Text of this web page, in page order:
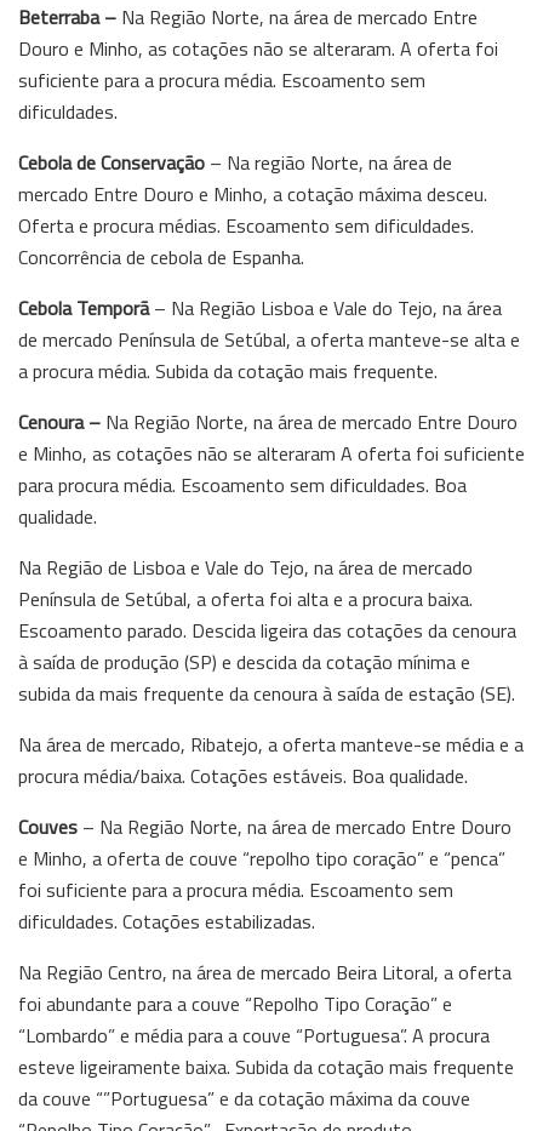
Beterraba – Na Região Norte, na área de mercado Entre
Douro e Minho, as cotações não se alteraram. A oferta foi
suficiente para a procura média. Escoamento sem
dificuldades.
Cebola de Conservação – Na região Norte, na área de
mercado Entre Douro e Minho, a cotação máxima desceu.
Oferta e procura médias. Escoamento sem dificuldades.
Concorrência de cebola de Espanha.
Cebola Temporã– Na Região Lisboa e Vale do Tejo, na área
de mercado Península de Setúbal, a oferta manteve-se alta e
a procura média. Subida da cotação mais frequente.
Cenoura – Na Região Norte, na área de mercado Entre Douro
e Minho, as cotações não se alteraram A oferta foi suficiente
para procura média. Escoamento sem dificuldades. Boa
qualidade.
Na Região de Lisboa e Vale do Tejo, na área de mercado
Península de Setúbal, a oferta foi alta e a procura baixa.
Escoamento parado. Descida ligeira das cotações da cenoura
à saída de produção (SP) e descida da cotação mínima e
subida da mais frequente da cenoura à saída de estação (SE).
Na área de mercado, Ribatejo, a oferta manteve-se média e a
procura média/baixa. Cotações estáveis. Boa qualidade.
Couves – Na Região Norte, na área de mercado Entre Douro
e Minho, a oferta de couve “repolho tipo coração” e “penca”
foi suficiente para a procura média. Escoamento sem
dificuldades. Cotações estabilizadas.
Na Região Centro, na área de mercado Beira Litoral, a oferta
foi abundante para a couve “Repolho Tipo Coração” e
“Lombardo” e média para a couve “Portuguesa”. A procura
esteve ligeiramente baixa. Subida da cotação mais frequente
da couve “”Portuguesa” e da cotação máxima da couve